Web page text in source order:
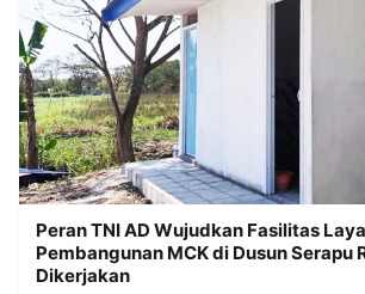
Peran TNI AD Wujudkan Fasilitas
Pembangunan MCK di Dusun Serapu
Dikerjakan